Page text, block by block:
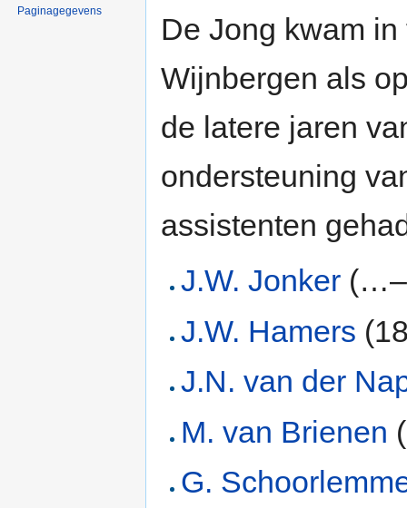
De Jong kwam
Wijnbergen als
de latere jaren
ondersteuning
assistenten
J.W. Jonker (…–
J.W. Hamers
J.N. van der
M. van Brienen
G.
Paginagegevens